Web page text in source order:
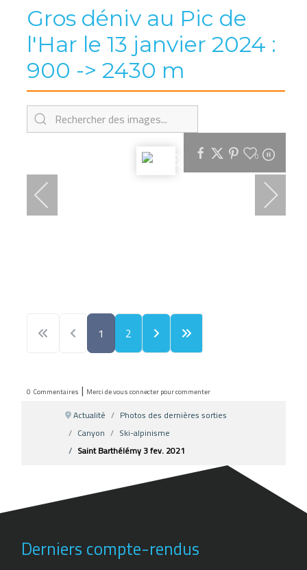
Gros déniv au Pic de
l'Har le 13 janvier 2024 :
900 -> 2430 m
0
1 2
0 Commentaires | Merci de vous connecter pour commenter
Actualité
Photos des dernières sorties
Canyon
Ski-alpinisme
Saint Barthélémy 3 fev. 2021
Derniers compte-rendus